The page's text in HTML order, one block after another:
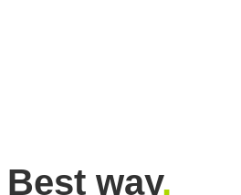
Best way,